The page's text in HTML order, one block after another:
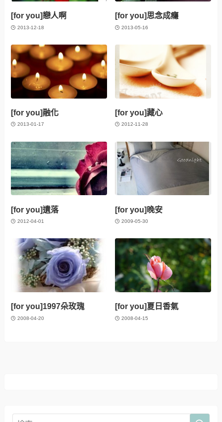
[for you]戀人啊
2013-12-18
[for you]思念成癮
2013-05-16
[for you]融化
2013-01-17
[for you]藏心
2012-11-28
[for you]遺落
2012-04-01
[for you]晚安
2009-05-30
[for you]1997朵玫瑰
2008-04-20
[for you]夏日香氣
2008-04-15